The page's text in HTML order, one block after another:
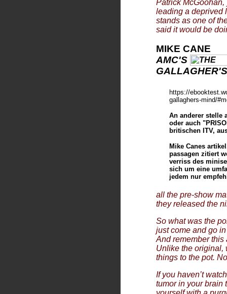
Patrick
leading a deprived
stands as one of
said it would be
MIKE CANE
AMC'S
https://
gallaghers-mind/
An anderer stelle
oder auch
britischen ITV,
Mike Canes
passagen zitiert
verriss des
sich um eine
jedem nur
all the pre-show
they released the
So what was the
just come and go
And remember this
Unlike the original,
things to the pot.
If you haven’t
tumor in your brain